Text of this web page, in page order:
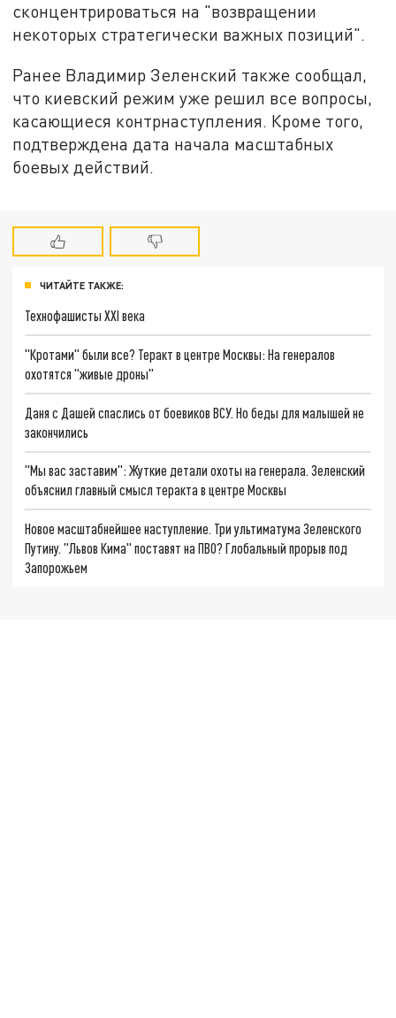
сконцентрироваться на "возвращении
некоторых стратегически важных позиций".
Ранее Владимир Зеленский также сообщал,
что киевский режим уже решил все вопросы,
касающиеся контрнаступления. Кроме того,
подтверждена дата начала масштабных
боевых действий.
ЧИТАЙТЕ ТАКЖЕ:
Технофашисты XXI века
"Кротами" были все? Теракт в центре Москвы: На генералов
охотятся "живые дроны"
Даня с Дашей спаслись от боевиков ВСУ. Но беды для малышей не
закончились
"Мы вас заставим": Жуткие детали охоты на генерала. Зеленский
объяснил главный смысл теракта в центре Москвы
Новое масштабнейшее наступление. Три ультиматума Зеленского
Путину. "Львов Кима" поставят на ПВО? Глобальный прорыв под
Запорожьем